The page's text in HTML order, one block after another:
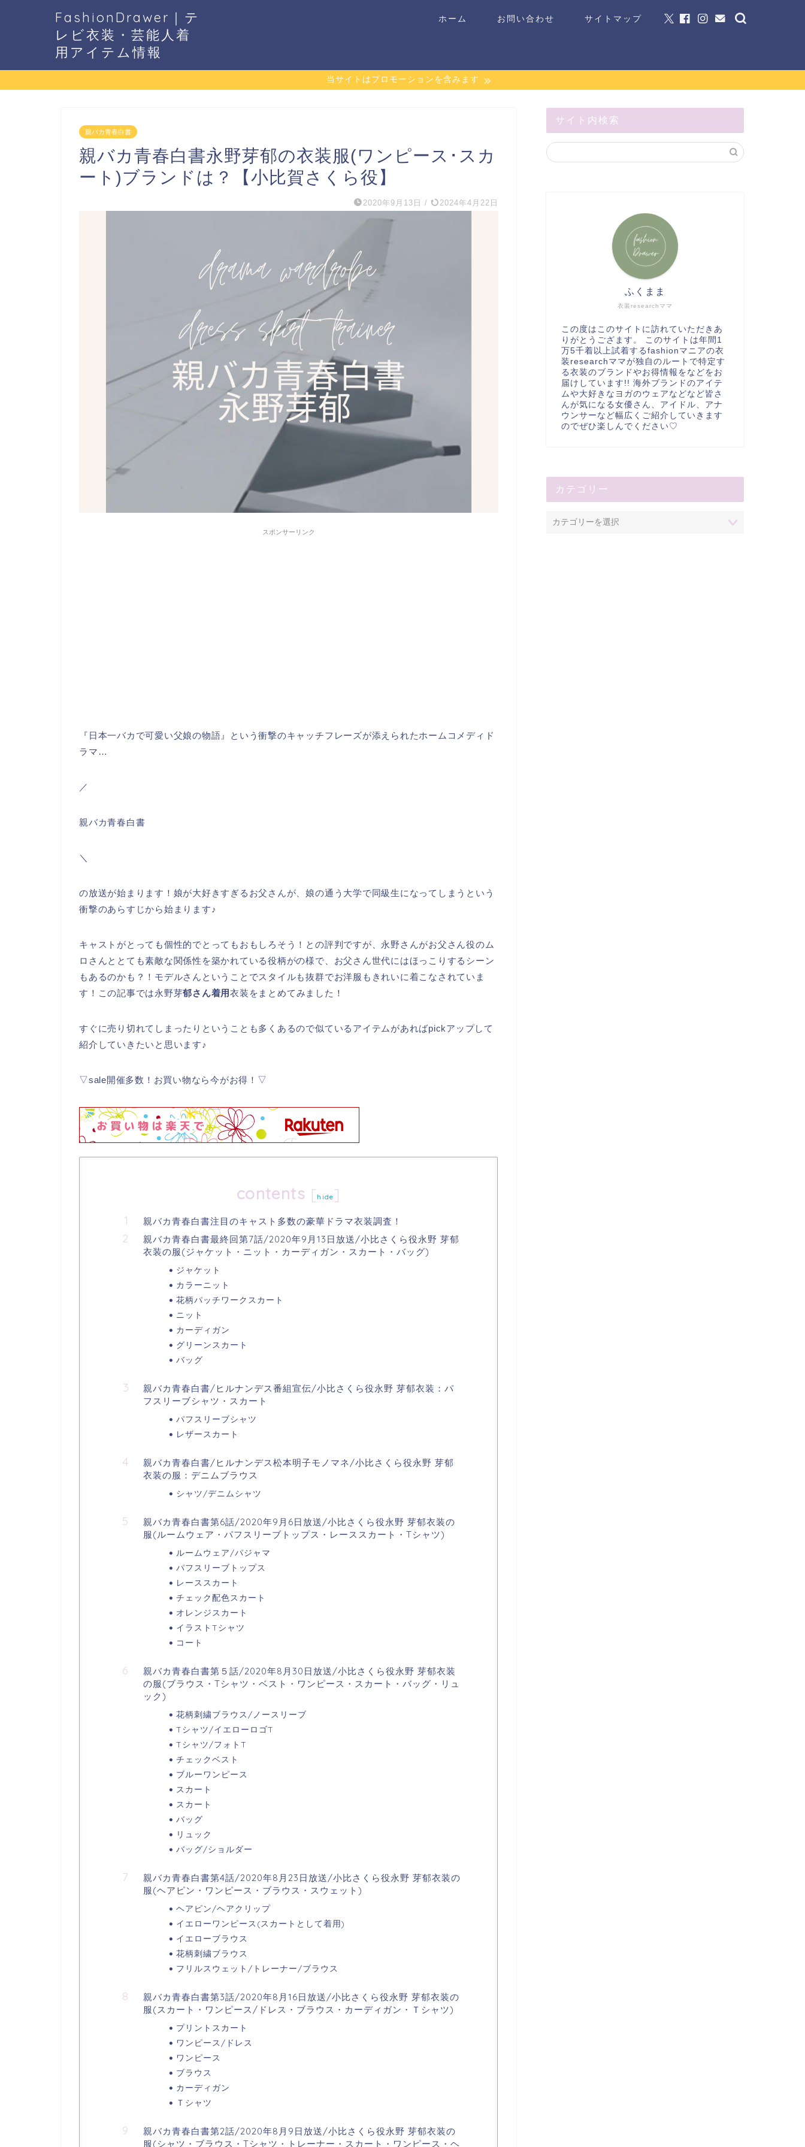
FashionDrawer｜テ
レビ衣装・芸能人着
用アイテム情報
ホーム お問い合わせ サイトマップ
当サイトはプロモーションを含みます
親バカ青春白書
親バカ青春白書永野芽郁の衣装服(ワンピース･スカ
ート)ブランドは？【小比賀さくら役】
2020年9月13日 / 2024年4月22日
スポンサーリンク
『日本一バカで可愛い父娘の物語』という衝撃のキャッチフレーズが添えられたホームコメディド
ラマ…
／
親バカ青春白書
＼
の放送が始まります！娘が大好きすぎるお父さんが、娘の通う大学で同級生になってしまうという
衝撃のあらすじから始まります♪
キャストがとっても個性的でとってもおもしろそう！との評判ですが、永野さんがお父さん役のム
ロさんととても素敵な関係性を築かれている役柄がの様で、お父さん世代にはほっこりするシーン
もあるのかも？！モデルさんということでスタイルも抜群でお洋服もきれいに着こなされていま
す！この記事では永野芽郁さん着用衣装をまとめてみました！
すぐに売り切れてしまったりということも多くあるので似ているアイテムがあればpickアップして
紹介していきたいと思います♪
▽sale開催多数！お買い物なら今がお得！▽
contents [ hide ]
親バカ青春白書注目のキャスト多数の豪華ドラマ衣装調査！
親バカ青春白書最終回第7話/2020年9月13日放送/小比さくら役永野 芽郁
衣装の服(ジャケット・ニット・カーディガン・スカート・バッグ)
ジャケット
カラーニット
花柄パッチワークスカート
ニット
カーディガン
グリーンスカート
バッグ
親バカ青春白書/ヒルナンデス番組宣伝/小比さくら役永野 芽郁衣装：パ
フスリーブシャツ・スカート
パフスリーブシャツ
レザースカート
親バカ青春白書/ヒルナンデス松本明子モノマネ/小比さくら役永野 芽郁
衣装の服：デニムブラウス
シャツ/デニムシャツ
親バカ青春白書第6話/2020年9月6日放送/小比さくら役永野 芽郁衣装の
服(ルームウェア・パフスリーブトップス・レーススカート・Tシャツ)
ルームウェア/パジャマ
パフスリーブトップス
レーススカート
チェック配色スカート
オレンジスカート
イラストTシャツ
コート
親バカ青春白書第５話/2020年8月30日放送/小比さくら役永野 芽郁衣装
の服(ブラウス・Tシャツ・ベスト・ワンピース・スカート・バッグ・リュ
ック)
花柄刺繍ブラウス/ノースリーブ
Tシャツ/イエローロゴT
Tシャツ/フォトT
チェックベスト
ブルーワンピース
スカート
スカート
バッグ
リュック
バッグ/ショルダー
親バカ青春白書第4話/2020年8月23日放送/小比さくら役永野 芽郁衣装の
服(ヘアピン・ワンピース・ブラウス・スウェット)
ヘアピン/ヘアクリップ
イエローワンピース(スカートとして着用)
イエローブラウス
花柄刺繍ブラウス
フリルスウェット/トレーナー/ブラウス
親バカ青春白書第3話/2020年8月16日放送/小比さくら役永野 芽郁衣装の
服(スカート・ワンピース/ドレス・ブラウス・カーディガン・Ｔシャツ)
プリントスカート
ワンピース/ドレス
ワンピース
ブラウス
カーディガン
Ｔシャツ
親バカ青春白書第2話/2020年8月9日放送/小比さくら役永野 芽郁衣装の
服(シャツ・ブラウス・Tシャツ・トレーナー・スカート・ワンピース・ヘ
サイト内検索
衣装researchママ
ふくまま
この度はこのサイトに訪れていただきあ
りがとうござます。 このサイトは年間1
万5千着以上試着するfashionマニアの衣
装researchママが独自のルートで特定す
る衣装のブランドやお得情報をなどをお
届けしています!! 海外ブランドのアイテ
ムや大好きなヨガのウェアなどなど皆さ
んが気になる女優さん、アイドル、アナ
ウンサーなど幅広くご紹介していきます
のでぜひ楽しんでください♡
カテゴリー